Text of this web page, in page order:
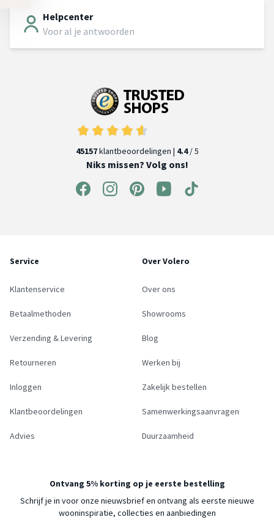
Helpcenter
Voor al je antwoorden
45157klantbeoordelingen | 4.4/ 5
Niks missen? Volg ons!
Service
Klantenservice
Betaalmethoden
Verzending & Levering
Retourneren
Inloggen
Klantbeoordelingen
Advies
Over Volero
Over ons
Showrooms
Blog
Werken bij
Zakelijk bestellen
Samenwerkingsaanvragen
Duurzaamheid
Ontvang 5% korting op je eerste bestelling
Schrijf je in voor onze nieuwsbrief en ontvang als eerste nieuwe
wooninspiratie, collecties en aanbiedingen